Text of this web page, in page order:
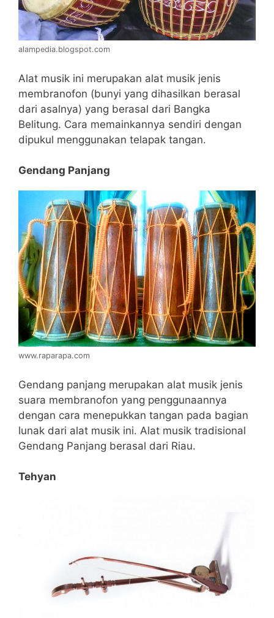
alampedia.blogspot.com
Alat musik ini merupakan alat musik jenis
membranofon (bunyi yang dihasilkan berasal
dari asalnya) yang berasal dari Bangka
Belitung. Cara memainkannya sendiri dengan
dipukul menggunakan telapak tangan.
Gendang Panjang
www.raparapa.com
Gendang panjang merupakan alat musik jenis
suara membranofon yang penggunaannya
dengan cara menepukkan tangan pada bagian
lunak dari alat musik ini. Alat musik tradisional
Gendang Panjang berasal dari Riau.
Tehyan